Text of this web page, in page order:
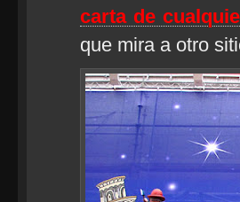
carta de
que mira a otro